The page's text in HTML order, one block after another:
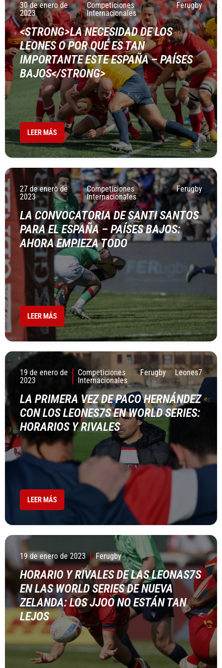
30 de enero de
2023
Competiciones
Internacionales
Ferugby
<STRONG>LA NECESIDAD DE LOS
LEONES O POR QUÉ ES TAN
IMPORTANTE ESTE ESPAÑA – PAÍSES
BAJOS</STRONG>
LEER MÁS
27 de enero de
2023
Competiciones
Internacionales
Ferugby
LA CONVOCATORIA DE SANTI SANTOS
PARA EL ESPAÑA – PAÍSES BAJOS:
AHORA EMPIEZA TODO
LEER MÁS
19 de enero de
2023
Competiciones
Internacionales
Ferugby Leones7
LA PRIMERA VEZ DE PACO HERNÁNDEZ
CON LOS LEONES7S EN WORLD SERIES:
HORARIOS Y RIVALES
LEER MÁS
19 de enero de 2023 Ferugby
HORARIO Y RIVALES DE LAS LEONAS7S
EN LAS WORLD SERIES DE NUEVA
ZELANDA: LOS JJOO NO ESTÁN TAN
LEJOS